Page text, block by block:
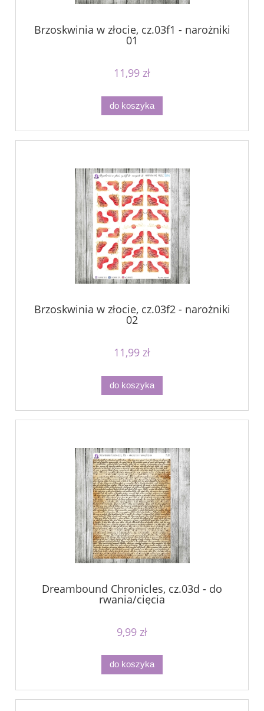
Brzoskwinia w złocie, cz.03f1 - narożniki
01
11,99 zł
do koszyka
Brzoskwinia w złocie, cz.03f2 - narożniki
02
11,99 zł
do koszyka
Dreambound Chronicles, cz.03d - do
rwania/cięcia
9,99 zł
do koszyka